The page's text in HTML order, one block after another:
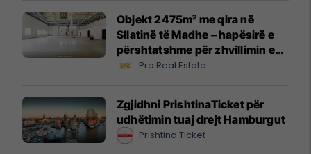
Objekt 2475m² me qira në
Sllatinë të Madhe – hapësirë e
përshtatshme për zhvillimin e
biznesit #16068
Pro Real Estate
Zgjidhni PrishtinaTicket për
udhëtimin tuaj drejt Hamburgut
Prishtina Ticket